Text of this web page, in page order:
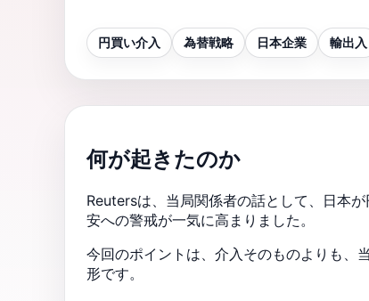
円買い介入 為替戦略 日本企業 輸出入
何が起きたのか
Reutersは、当局関係者の話として、日本
安への警戒が一気に高まりました。
今回のポイントは、介入そのものよりも、
形です。